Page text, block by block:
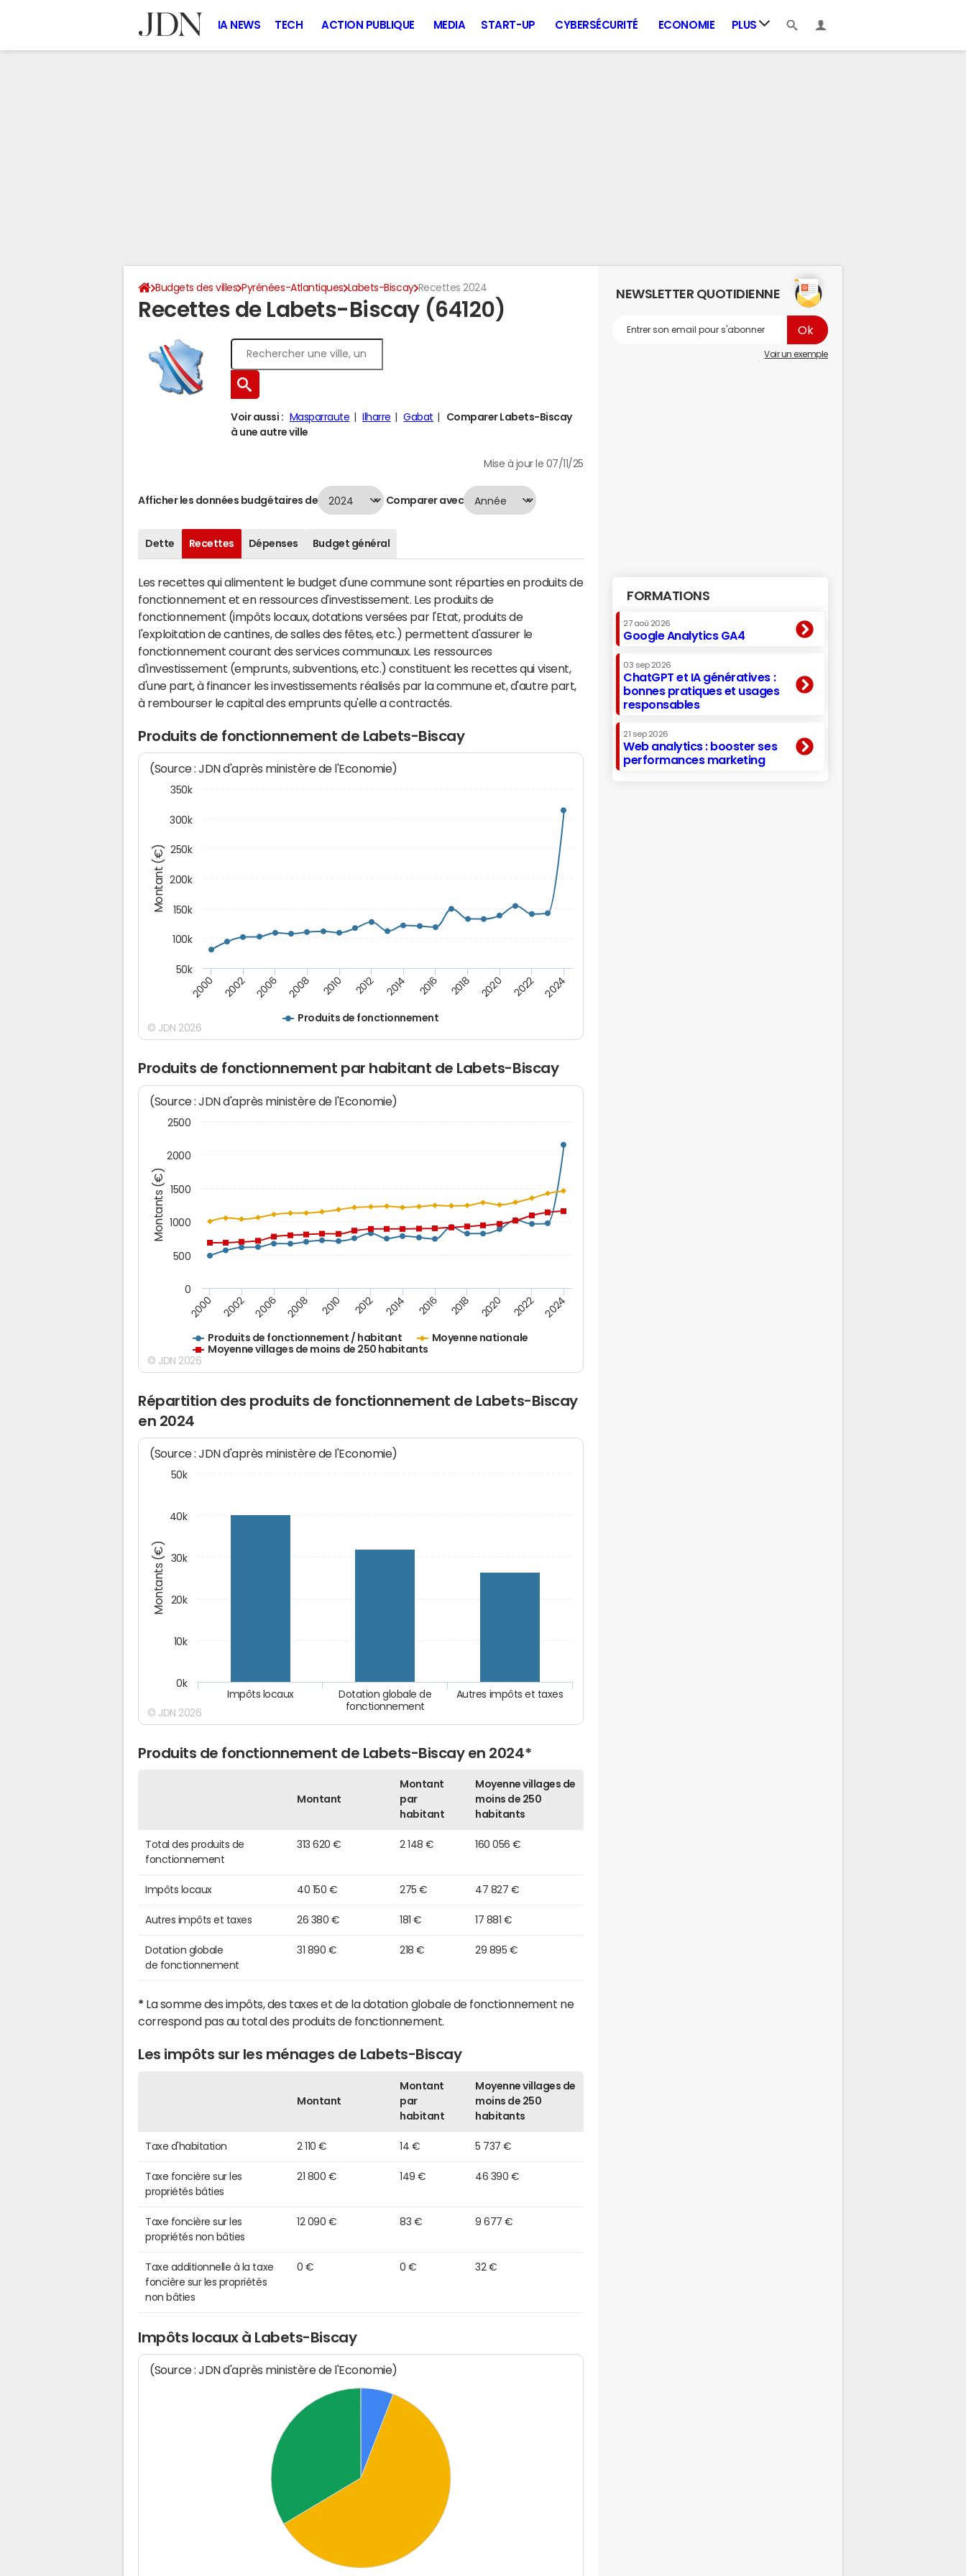
IA NEWS TECH ACTION PUBLIQUE MEDIA START-UP CYBERSÉCURITÉ ECONOMIE PLUS
Budgets des villes Pyrénées-Atlantiques Labets-Biscay Recettes 2024
Recettes de Labets-Biscay (64120)
Voir aussi : Masparraute Ilharre Gabat
Comparer Labets-Biscay
à une autre ville
Mise à jour le 07/11/25
Afficher les données budgétaires de Comparer avec
Dette Recettes Dépenses Budget général
Les recettes qui alimentent le budget d'une commune sont réparties en produits de
fonctionnement et en ressources d'investissement. Les produits de
fonctionnement (impôts locaux, dotations versées par l'Etat, produits de
l'exploitation de cantines, de salles des fêtes, etc.) permettent d'assurer le
fonctionnement courant des services communaux. Les ressources
d'investissement (emprunts, subventions, etc.) constituent les recettes qui visent,
d'une part, à financer les investissements réalisés par la commune et, d'autre part,
à rembourser le capital des emprunts qu'elle a contractés.
Produits de fonctionnement de Labets-Biscay
Montant (€)
(Source : JDN d'après ministère de l'Economie)
Produits de fonctionnement
2000 2002 2006 2008 2010 2012 2014 2016 2018 2020 2022 2024
50k
100k
150k
200k
250k
300k
350k
© JDN 2026
Produits de fonctionnement par habitant de Labets-Biscay
Montants (€)
(Source : JDN d'après ministère de l'Economie)
Produits de fonctionnement / habitant
Moyenne nationale
Moyenne villages de moins de 250 habitants
2000 2002 2006 2008 2010 2012 2014 2016 2018 2020 2022 2024
0
500
1000
1500
2000
2500
© JDN 2026
Répartition des produits de fonctionnement de Labets-Biscay
en 2024
Montants (€)
(Source : JDN d'après ministère de l'Economie)
Autres impôts et taxes
Dotation globale de
fonctionnement
Impôts locaux
0k
10k
20k
30k
40k
50k
© JDN 2026
Produits de fonctionnement de Labets-Biscay en 2024*
Montant
Montant
par
habitant
Moyenne villages de
moins de 250
habitants
Total des produits de
fonctionnement
313 620 € 2 148 € 160 056 €
Impôts locaux 40 150 € 275 € 47 827 €
Autres impôts et taxes 26 380 € 181 € 17 881 €
Dotation globale
de fonctionnement
31 890 € 218 € 29 895 €
* La somme des impôts, des taxes et de la dotation globale de fonctionnement ne
correspond pas au total des produits de fonctionnement.
Les impôts sur les ménages de Labets-Biscay
Montant
Montant
par
habitant
Moyenne villages de
moins de 250
habitants
Taxe d'habitation 2 110 € 14 € 5 737 €
Taxe foncière sur les
propriétés bâties
21 800 € 149 € 46 390 €
Taxe foncière sur les
propriétés non bâties
12 090 € 83 € 9 677 €
Taxe additionnelle à la taxe
foncière sur les propriétés
non bâties
0 € 0 € 32 €
Impôts locaux à Labets-Biscay
(Source : JDN d'après ministère de l'Economie)
NEWSLETTER QUOTIDIENNE
Voir un exemple
FORMATIONS
27 aoû 2026
Google Analytics GA4
03 sep 2026
ChatGPT et IA génératives :
bonnes pratiques et usages
responsables
21 sep 2026
Web analytics : booster ses
performances marketing